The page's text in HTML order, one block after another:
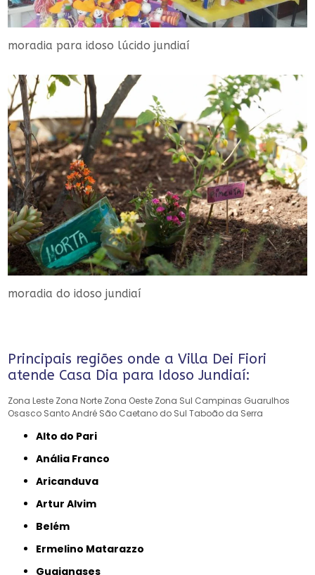
moradia para idoso lúcido jundiaí
moradia do idoso jundiaí
Principais regiões onde a Villa Dei Fiori
atende Casa Dia para Idoso Jundiaí:
Zona Leste Zona Norte Zona Oeste Zona Sul Campinas Guarulhos
Osasco Santo André São Caetano do Sul Taboão da Serra
Alto do Pari
Anália Franco
Aricanduva
Artur Alvim
Belém
Ermelino Matarazzo
Guaianases